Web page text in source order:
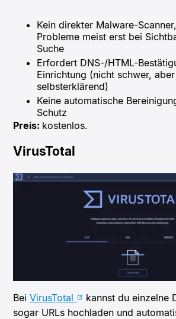
Kein direkter Malware-
Probleme meist erst bei
Suche
Erfordert DNS-/HTML-
Einrichtung (nicht schwer,
selbsterklärend)
Keine automatische
Schutz
Preis: kostenlos.
VirusTotal
BeiVirusTotal
kannst du einzelne
sogar URLs hochladen und